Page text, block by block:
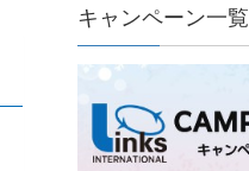
キャンペーン一覧